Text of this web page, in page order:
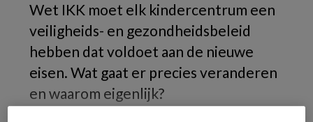
Wet IKK moet elk kindercentrum een
veiligheids- en gezondheidsbeleid
hebben dat voldoet aan de nieuwe
eisen. Wat gaat er precies veranderen
en waarom eigenlijk?